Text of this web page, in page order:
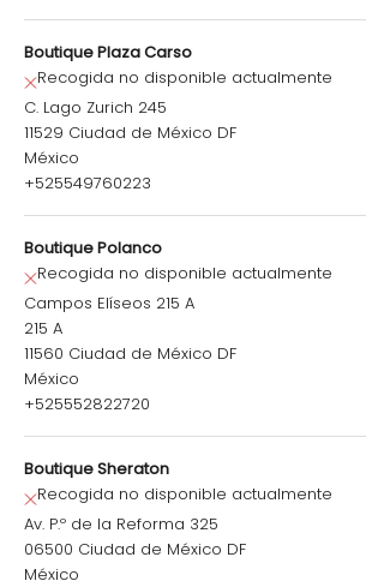
Boutique Plaza Carso
Recogida no disponible actualmente
C. Lago Zurich 245
11529 Ciudad de México DF
México
+525549760223
Boutique Polanco
Recogida no disponible actualmente
Campos Elíseos 215 A
215 A
11560 Ciudad de México DF
México
+525552822720
Boutique Sheraton
Recogida no disponible actualmente
Av. P.º de la Reforma 325
06500 Ciudad de México DF
México